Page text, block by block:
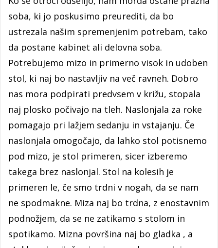
soba, ki jo poskusimo preurediti, da bo
ustrezala našim spremenjenim potrebam, tako
da postane kabinet ali delovna soba.
Potrebujemo mizo in primerno visok in udoben
stol, ki naj bo nastavljiv na več ravneh. Dobro
nas mora podpirati predvsem v križu, stopala
naj plosko počivajo na tleh. Naslonjala za roke
pomagajo pri lažjem sedanju in vstajanju. Če
naslonjala omogočajo, da lahko stol potisnemo
pod mizo, je stol primeren, sicer izberemo
takega brez naslonjal. Stol na kolesih je
primeren le, če smo trdni v nogah, da se nam
ne spodmakne. Miza naj bo trdna, z enostavnim
podnožjem, da se ne zatikamo s stolom in
spotikamo. Mizna površina naj bo gladka , a